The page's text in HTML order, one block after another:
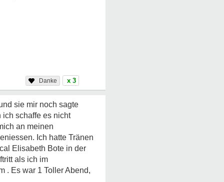
x 3
sie mir noch sagte
schaffe es nicht
an meinen
Ich hatte Tränen
Elisabeth Bote in der
als ich im
. Es war 1 Toller Abend,